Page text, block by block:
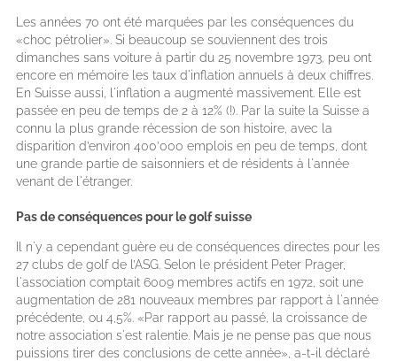
Les années 70 ont été marquées par les conséquences du
«choc pétrolier». Si beaucoup se souviennent des trois
dimanches sans voiture à partir du 25 novembre 1973, peu ont
encore en mémoire les taux d'inflation annuels à deux chiffres.
En Suisse aussi, l'inflation a augmenté massivement. Elle est
passée en peu de temps de 2 à 12% (!). Par la suite la Suisse a
connu la plus grande récession de son histoire, avec la
disparition d’environ 400’000 emplois en peu de temps, dont
une grande partie de saisonniers et de résidents à l'année
venant de l'étranger.
Pas de conséquences pour le golf suisse
Il n'y a cependant guère eu de conséquences directes pour les
27 clubs de golf de l’ASG. Selon le président Peter Prager,
l'association comptait 6009 membres actifs en 1972, soit une
augmentation de 281 nouveaux membres par rapport à l'année
précédente, ou 4,5%. «Par rapport au passé, la croissance de
notre association s'est ralentie. Mais je ne pense pas que nous
puissions tirer des conclusions de cette année», a-t-il déclaré